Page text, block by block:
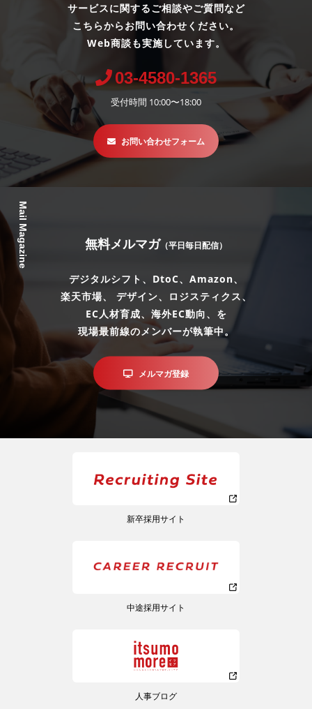
サービスに関するご相談やご質問など
こちらからお問い合わせください。
Web商談も実施しています。
03-4580-1365
受付時間 10:00〜18:00
お問い合わせフォーム
Mail Magazine 無料メルマガ （平日毎日配信）
デジタルシフト、DtoC、Amazon、
楽天市場、 デザイン、ロジスティクス、
EC人材育成、海外EC動向、を
現場最前線のメンバーが執筆中。
メルマガ登録
新卒採用サイト
中途採用サイト
人事ブログ